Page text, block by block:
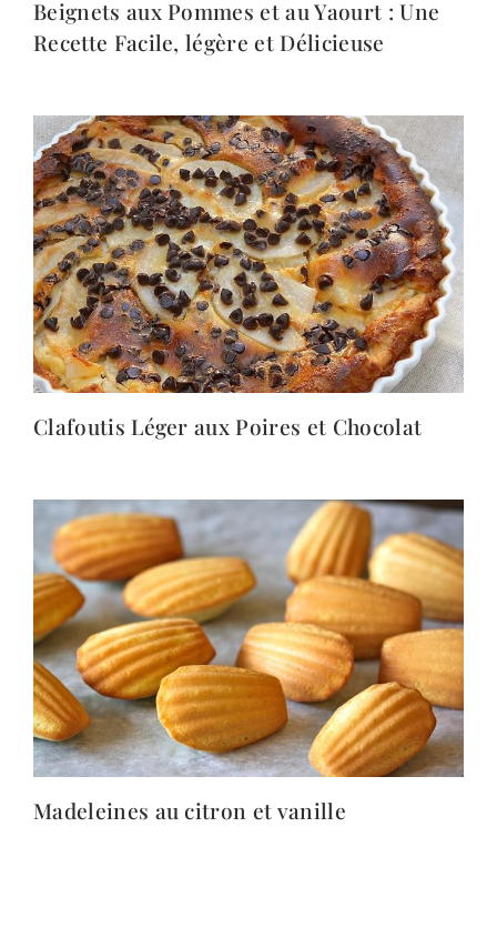
Beignets aux Pommes et au Yaourt : Une
Recette Facile, légère et Délicieuse
Clafoutis Léger aux Poires et Chocolat
Madeleines au citron et vanille